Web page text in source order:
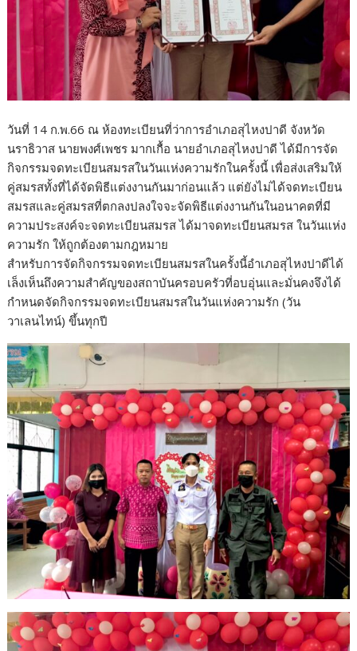
วันที่ 14 ก.พ.66 ณ ห้องทะเบียนที่ว่าการอำเภอสุไหงปาดี จังหวัด
นราธิวาส นายพงศ์เพชร มากเกื้อ นายอำเภอสุไหงปาดี ได้มีการจัด
กิจกรรมจดทะเบียนสมรสในวันแห่งความรักในครั้งนี้ เพื่อส่งเสริมให้
คู่สมรสทั้งที่ได้จัดพิธีแต่งงานกันมาก่อนแล้ว แต่ยังไม่ได้จดทะเบียน
สมรสและคู่สมรสที่ตกลงปลงใจจะจัดพิธีแต่งงานกันในอนาคตที่มี
ความประสงค์จะจดทะเบียนสมรส ได้มาจดทะเบียนสมรส ในวันแห่ง
ความรัก ให้ถูกต้องตามกฎหมาย
สำหรับการจัดกิจกรรมจดทะเบียนสมรสในครั้งนี้อำเภอสุไหงปาดีได้
เล็งเห็นถึงความสำคัญของสถาบันครอบครัวที่อบอุ่นและมั่นคงจึงได้
กำหนดจัดกิจกรรมจดทะเบียนสมรสในวันแห่งความรัก (วัน
วาเลนไทน์) ขึ้นทุกปี